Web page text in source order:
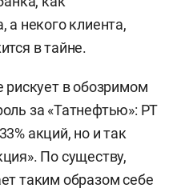
а некого клиента,
в тайне.
рискует в обозримом
за «Татнефтью»: РТ
акций, но и так
По существу,
таким образом себе